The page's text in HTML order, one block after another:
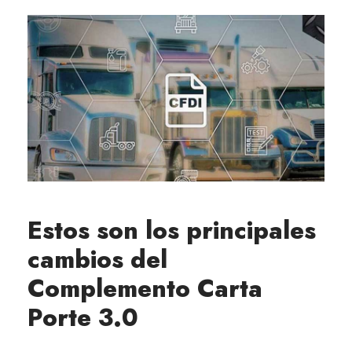
Estos son los principales
cambios del
Complemento Carta
Porte 3.0